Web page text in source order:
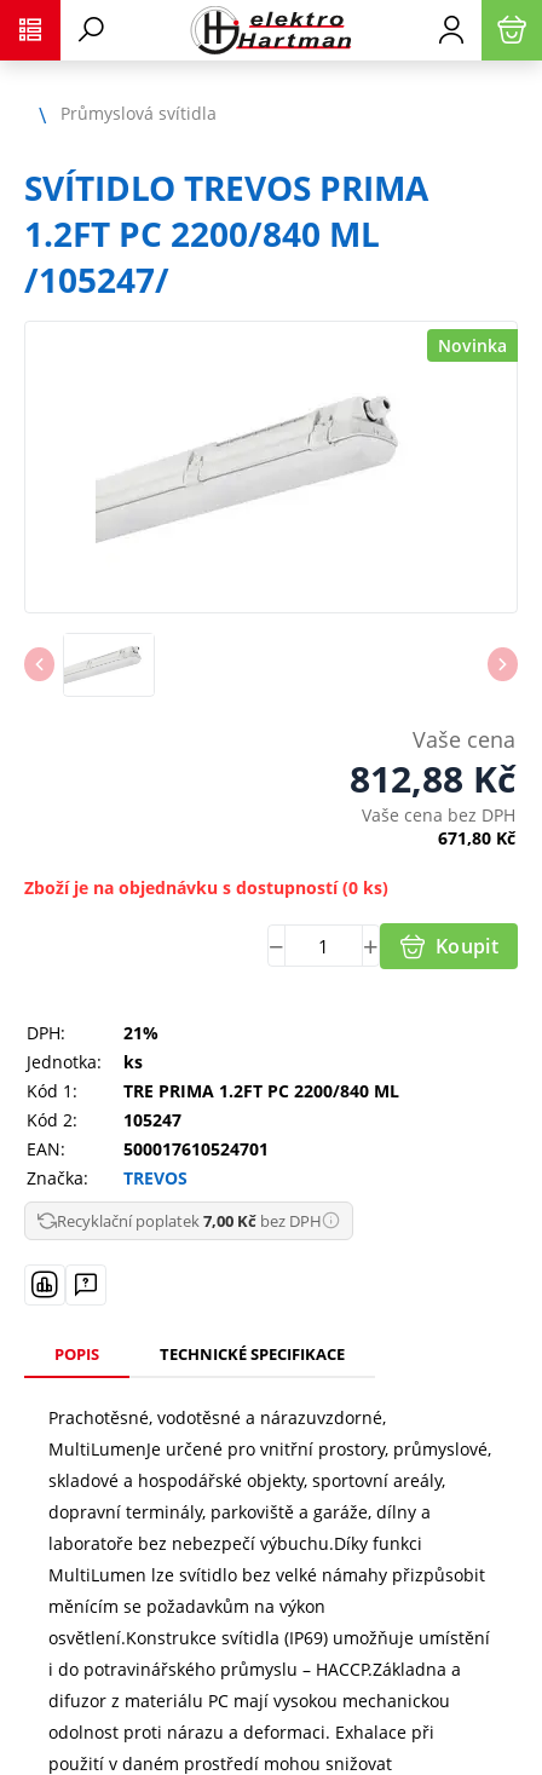
Průmyslová svítidla
SVÍTIDLO TREVOS PRIMA
1.2FT PC 2200/840 ML
/105247/
Vaše cena
812,88 Kč
Vaše cena bez DPH
671,80 Kč
Zboží je na objednávku s dostupností(0 ks)
Koupit
DPH:
21%
Jednotka:
ks
Kód 1:
TRE PRIMA 1.2FT PC 2200/840 ML
Kód 2:
105247
EAN:
500017610524701
Značka:
TREVOS
Recyklační poplatek7,00 Kč bez DPH
Novinka
POPIS TECHNICKÉ SPECIFIKACE
Prachotěsné, vodotěsné a nárazuvzdorné,
MultiLumenJe určené pro vnitřní prostory, průmyslové,
skladové a hospodářské objekty, sportovní areály,
dopravní terminály, parkoviště a garáže, dílny a
laboratoře bez nebezpečí výbuchu.Díky funkci
MultiLumen lze svítidlo bez velké námahy přizpůsobit
měnícím se požadavkům na výkon
osvětlení.Konstrukce svítidla (IP69) umožňuje umístění
i do potravinářského průmyslu – HACCP.Základna a
difuzor z materiálu PC mají vysokou mechanickou
odolnost proti nárazu a deformaci. Exhalace při
použití v daném prostředí mohou snižovat